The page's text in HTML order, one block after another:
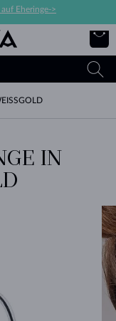
Eheringe->
IN